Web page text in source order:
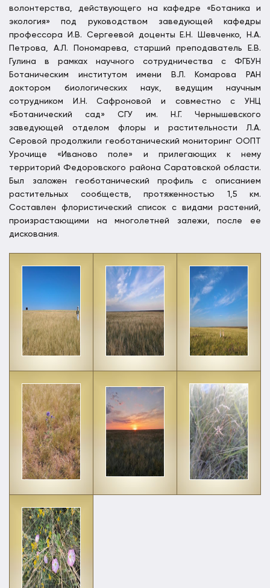
волонтерства, действующего на кафедре «Ботаника и
экология» под руководством заведующей кафедры
профессора И.В. Сергеевой доценты Е.Н. Шевченко, Н.А.
Петрова, А.Л. Пономарева, старший преподаватель Е.В.
Гулина в рамках научного сотрудничества с ФГБУН
Ботаническим институтом имени В.Л. Комарова РАН
доктором биологических наук, ведущим научным
сотрудником И.Н. Сафроновой и совместно с УНЦ
«Ботанический сад» СГУ им. Н.Г. Чернышевского
заведующей отделом флоры и растительности Л.А.
Серовой продолжили геоботанический мониторинг ООПТ
Урочище «Иваново поле» и прилегающих к нему
территорий Федоровского района Саратовской области.
Был заложен геоботанический профиль с описанием
растительных сообществ, протяженностью 1,5 км.
Составлен флористический список с видами растений,
произрастающими на многолетней залежи, после ее
дискования.